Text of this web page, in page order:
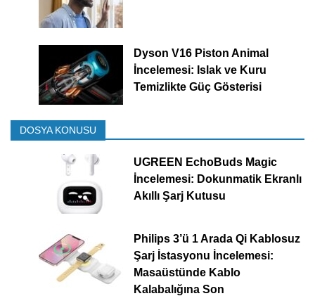
Dyson V16 Piston Animal
İncelemesi: Islak ve Kuru
Temizlikte Güç Gösterisi
DOSYA KONUSU
UGREEN EchoBuds Magic
İncelemesi: Dokunmatik Ekranlı
Akıllı Şarj Kutusu
Philips 3’ü 1 Arada Qi Kablosuz
Şarj İstasyonu İncelemesi:
Masaüstünde Kablo
Kalabalığına Son